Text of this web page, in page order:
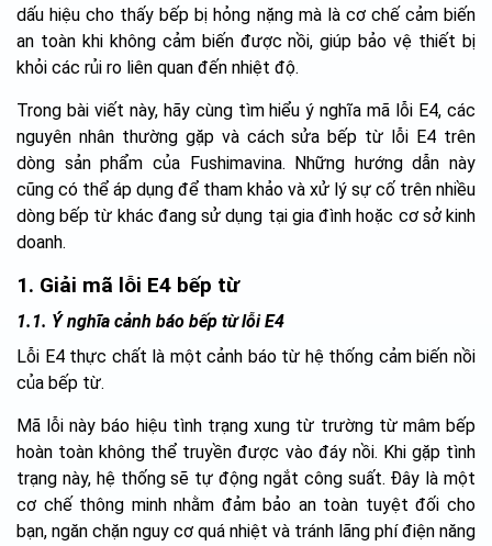
dấu hiệu cho thấy bếp bị hỏng nặng mà là cơ chế cảm biến
an toàn khi không cảm biến được nồi, giúp bảo vệ thiết bị
khỏi các rủi ro liên quan đến nhiệt độ.
Trong bài viết này, hãy cùng tìm hiểu ý nghĩa mã lỗi E4, các
nguyên nhân thường gặp và cách sửa bếp từ lỗi E4 trên
dòng sản phẩm của Fushimavina. Những hướng dẫn này
cũng có thể áp dụng để tham khảo và xử lý sự cố trên nhiều
dòng bếp từ khác đang sử dụng tại gia đình hoặc cơ sở kinh
doanh.
1. Giải mã lỗi E4 bếp từ
1.1. Ý nghĩa cảnh báo bếp từ lỗi E4
Lỗi E4 thực chất là một cảnh báo từ hệ thống cảm biến nồi
của bếp từ.
Mã lỗi này báo hiệu tình trạng xung từ trường từ mâm bếp
hoàn toàn không thể truyền được vào đáy nồi. Khi gặp tình
trạng này, hệ thống sẽ tự động ngắt công suất. Đây là một
cơ chế thông minh nhằm đảm bảo an toàn tuyệt đối cho
bạn, ngăn chặn nguy cơ quá nhiệt và tránh lãng phí điện năng